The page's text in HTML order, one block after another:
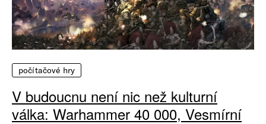
počítačové hry
V budoucnu není nic než kulturní
válka: Warhammer 40 000, Vesmírní